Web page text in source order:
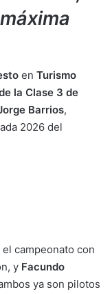
en Turismo
la Clase 3 de
Barrios,
2026 del
campeonato con
y Facundo
ya son pilotos